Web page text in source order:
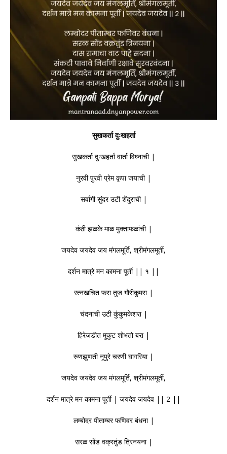
सुखकर्ता दुःखहर्ता
सुखकर्ता दुःखहर्ता वार्ता विघ्नाची |
नुरवी पुरवी प्रेम कृपा जयाची |
सर्वांगी सुंदर उटी शेंदुराची |
कंठी झळके माळ मुक्ताफळांची |
जयदेव जयदेव जय मंगलमूर्ति, श्रीमंगलमूर्ती,
दर्शन मात्रे मन कामना पूर्ती || १ ||
रत्नखचित फरा तुज गौरीकुमरा |
चंदनाची उटी कुंकुमकेशरा |
हिरेजडीत मुकुट शोभतो बरा |
रुणझुणती नूपुरे चरणी घागरिया |
जयदेव जयदेव जय मंगलमूर्ति, श्रीमंगलमूर्ती,
दर्शन मात्रे मन कामना पूर्ती | जयदेव जयदेव || 2 ||
लम्बोदर पीताम्बर फणिवर बंधना |
सरळ सोंड वक्रतुंड त्रिनयना |